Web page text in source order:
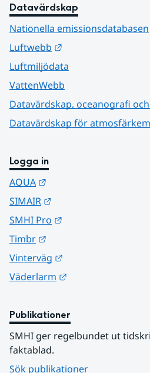
Datavärdskap
Nationella emissionsdatabasen
Luftwebb
Luftmiljödata
VattenWebb
Datavärdskap, oceanografi
Datavärdskap för
Logga in
AQUA
SIMAIR
SMHI Pro
Timbr
Vinterväg
Väderlarm
Publikationer
SMHI ger regelbundet ut
faktablad.
Sök publikationer